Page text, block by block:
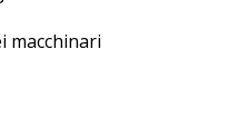
macchinari